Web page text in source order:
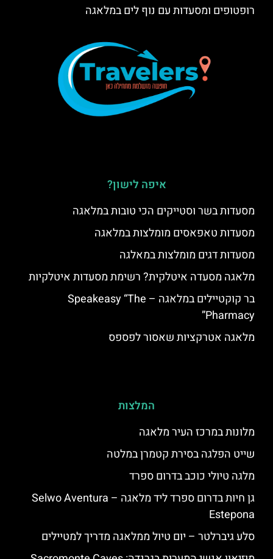
רופטופים ומסעדות עם נוף לים במלאגה
איפה לישון?
מסעדות בשר וסטייקים הכי טובות במלאגה
מסעדות טאפאסים מומלצות במלאגה
מסעדות דגים מומלצות במאלגה
מלאגה מסעדה איטלקית? רשימת מסעדות איטלקיות
בר קוקטיילים במלאגה – Speakeasy “The
Pharmacy”
מלאגה אטרקציות שאסור לפספס
המלצות
מלונות במרכז העיר מלאגה
שייט הפלגה בסירת קטמרן במלטה
מלגה טיולי כוכב בדרום ספרד
גן חיות בדרום ספרד ליד מלאגה – Selwo Aventura
Estepona
סלע גיברלטר – יום טיול ממלאגה מדריך למטיילים